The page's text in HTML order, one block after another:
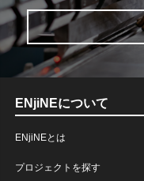
ENjiNEについて
ENjiNEとは
プロジェクトを探す